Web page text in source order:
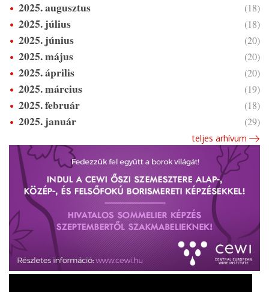
2025. augusztus (18)
2025. július (18)
2025. június (20)
2025. május (20)
2025. április (20)
2025. március (19)
2025. február (18)
2025. január (29)
teljes arhívum